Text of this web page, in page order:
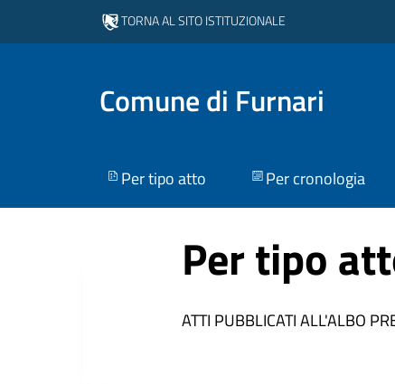
TORNA AL SITO ISTITUZIONALE
Comune di Furnari
Per tipo atto Per cronologia
Per tipo
ATTI PUBBLICATI ALL'ALBO